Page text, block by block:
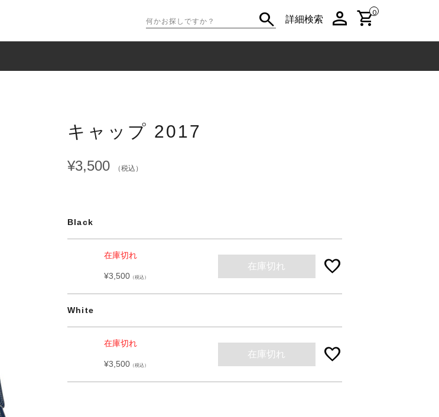
search 詳細検索 person shopping_cart0
キャップ 2017
¥3,500 （税込）
Black
在庫切れ
¥3,500 （税込）
在庫切れ favorite
White
在庫切れ
¥3,500 （税込）
在庫切れ favorite